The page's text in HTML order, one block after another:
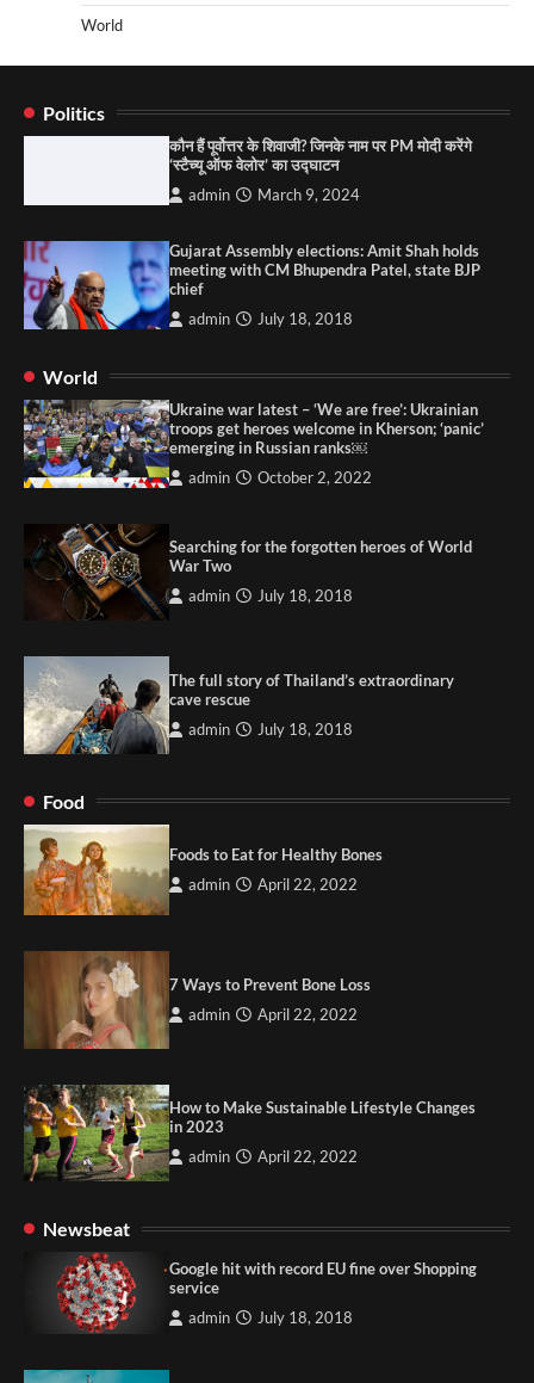
World
Politics
कौन हैं पूर्वोत्तर के शिवाजी? जिनके नाम पर PM मोदी करेंगे
‘स्टैच्यू ऑफ वेलोर’ का उद्घाटन
admin March 9, 2024
Gujarat Assembly elections: Amit Shah holds
meeting with CM Bhupendra Patel, state BJP
chief
admin July 18, 2018
World
Ukraine war latest – ‘We are free’: Ukrainian
troops get heroes welcome in Kherson; ‘panic’
emerging in Russian ranks￼
admin October 2, 2022
Searching for the forgotten heroes of World
War Two
admin July 18, 2018
The full story of Thailand’s extraordinary
cave rescue
admin July 18, 2018
Food
Foods to Eat for Healthy Bones
admin April 22, 2022
7 Ways to Prevent Bone Loss
admin April 22, 2022
How to Make Sustainable Lifestyle Changes
in 2023
admin April 22, 2022
Newsbeat
Google hit with record EU fine over Shopping
service
admin July 18, 2018